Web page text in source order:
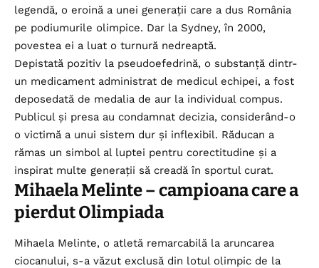
legendă, o eroină a unei generații care a dus România
pe podiumurile olimpice. Dar la Sydney, în 2000,
povestea ei a luat o turnură nedreaptă.
Depistată pozitiv la pseudoefedrină, o substanță dintr-
un medicament administrat de medicul echipei, a fost
deposedată de medalia de aur la individual compus.
Publicul și presa au condamnat decizia, considerând-o
o victimă a unui sistem dur și inflexibil. Răducan a
rămas un simbol al luptei pentru corectitudine și a
inspirat multe generații să creadă în sportul curat.
Mihaela Melinte – campioana care a
pierdut Olimpiada
Mihaela Melinte, o atletă remarcabilă la aruncarea
ciocanului, s-a văzut exclusă din lotul olimpic de la